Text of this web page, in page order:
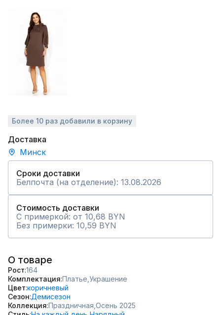
Более 10 раз добавили в корзину
Доставка
Минск
Сроки доставки
Белпочта (на отделение): 13.08.2026
Стоимость доставки
С примеркой: от 10,68 BYN
Без примерки: 10,59 BYN
О товаре
Рост 164
Комплектация Платье, Украшение
Цвет коричневый
Сезон Демисезон
Коллекция Праздничная, Осень 2025